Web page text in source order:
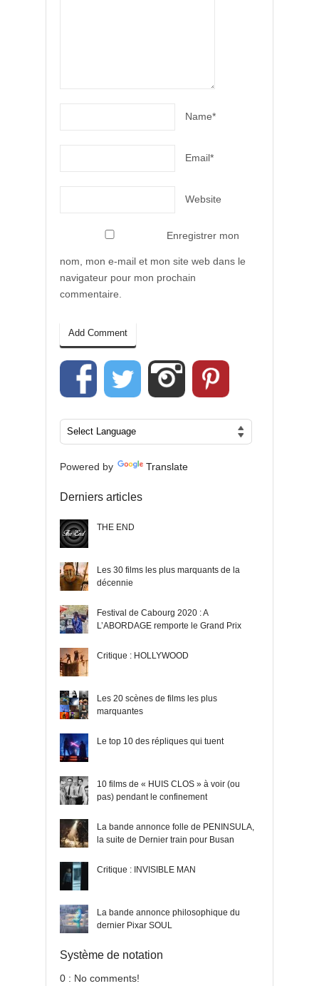
Name*
Email*
Website
Enregistrer mon
nom, mon e-mail et mon site web dans le
navigateur pour mon prochain
commentaire.
Powered by Translate
Derniers articles
THE END
Les 30 films les plus marquants de la
décennie
Festival de Cabourg 2020 : A
L’ABORDAGE remporte le Grand Prix
Critique : HOLLYWOOD
Les 20 scènes de films les plus
marquantes
Le top 10 des répliques qui tuent
10 films de « HUIS CLOS » à voir (ou
pas) pendant le confinement
La bande annonce folle de PENINSULA,
la suite de Dernier train pour Busan
Critique : INVISIBLE MAN
La bande annonce philosophique du
dernier Pixar SOUL
Système de notation
0 : No comments!